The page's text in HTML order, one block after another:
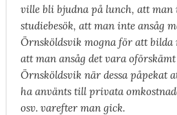
ville bli bjudna på lunch, att man
studiebesök, att man inte ansåg
Örnsköldsvik mogna för att bilda
att man ansåg det vara
Örnsköldsvik när dessa påpekat
ha använts till privata
osv. varefter man gick.